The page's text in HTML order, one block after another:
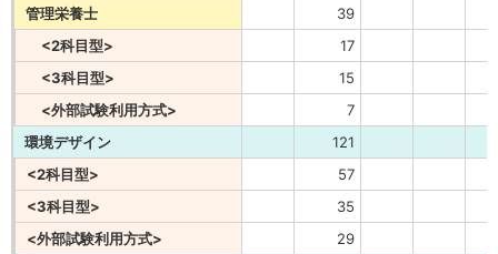
管理栄養士
39
<2科目型>
17
<3科目型>
15
<外部試験利用方式>
7
環境デザイン
121
<2科目型>
57
<3科目型>
35
<外部試験利用方式>
29